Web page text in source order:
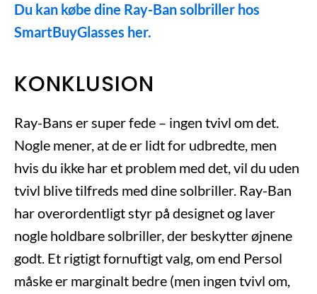
Du kan købe dine Ray-Ban solbriller hos
SmartBuyGlasses her.
KONKLUSION
Ray-Bans er super fede – ingen tvivl om det.
Nogle mener, at de er lidt for udbredte, men
hvis du ikke har et problem med det, vil du uden
tvivl blive tilfreds med dine solbriller. Ray-Ban
har overordentligt styr på designet og laver
nogle holdbare solbriller, der beskytter øjnene
godt. Et rigtigt fornuftigt valg, om end Persol
måske er marginalt bedre (men ingen tvivl om,